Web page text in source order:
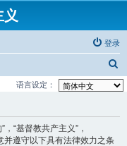
登录
索
语言设定：
，“基督教共产主义”，
并遵守以下具有法律效力之条